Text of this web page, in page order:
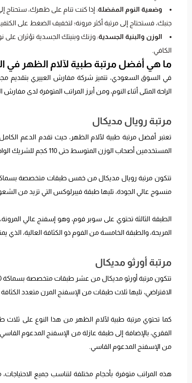
وضعية النوم المفضلة: إذا كنت تنام على ظهرك، ستحتاج
جنبك، فستحتاج إلى مرتبة أكثر مرونة؛ لتخفيف الضغط على
الوزن والبنية الجسدية: وزنك وبنيتك الجسدية تؤثران على
الكافي.
ما هي أفضل مرتبة طبية لآلام الظهر في
في السوق السعودي، تتميز شركة مفارش العييري بتقديم
الراحة المثلى أثناء النوم، ومن أبرز المراتب المتوفرة لدى مفارش
مرتبة رويال مديكال
تعتبر أفضل مرتبة طبية لآلام الظهر، حيث تقدم الدعم
المستخدمين أصحاب الوزن المتوسط حتى 110 كجم للشريك الواحد.
منسوج عالي الجودة، تليها طبقة فيبرلوكس التي تزيد من
الطبقة الثالثة تحتوي على سوبر فوم، وهو إسفنج عالي
المريحة، والطبقة الخامسة من الفوم ذو الكثافة العالية، الذي
مرتبة أورثو مديكال
الافتراضي، تليها ثلاث طبقات من الإسفنج المرن متعدد الكثافة الترا فوم، بسمك 4
كما تحتوي مرتبة طبية لآلام الظهر من هذا النوع على ثلاث
من الإسفنج المدعوم القاسي.